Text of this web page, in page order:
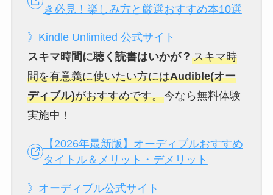
き必見！楽しみ方と厳選おすすめ本10選
》Kindle Unlimited 公式サイト
スキマ時間に聴く読書はいかが？ スキマ時
間を有意義に使いたい方にはAudible(オー
ディブル)がおすすめです。今なら無料体験
実施中！
【2026年最新版】オーディブルおすすめ
タイトル＆メリット・デメリット
》オーディブル公式サイト